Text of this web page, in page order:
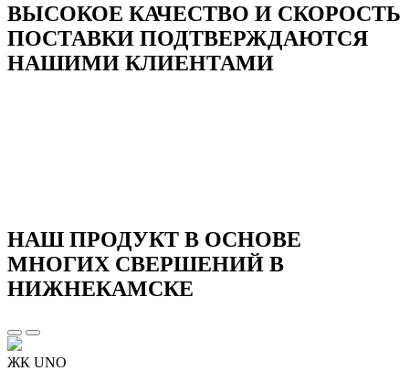
ВЫСОКОЕ КАЧЕСТВО И СКОРОСТЬ
ПОСТАВКИ ПОДТВЕРЖДАЮТСЯ
НАШИМИ КЛИЕНТАМИ
НАШ ПРОДУКТ В ОСНОВЕ
МНОГИХ СВЕРШЕНИЙ В
НИЖНЕКАМСКЕ
ЖК UNO